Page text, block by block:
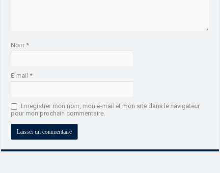
Nom*
E-mail*
Enregistrer mon nom, mon e-mail et mon site dans le navigateur
pour mon prochain commentaire.